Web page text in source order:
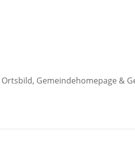
Gemeindehomepage &